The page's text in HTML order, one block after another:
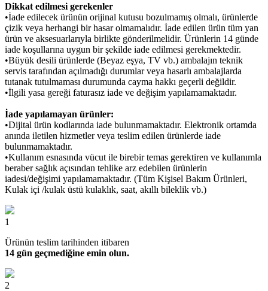
Dikkat edilmesi gerekenler
•İade edilecek ürünün orijinal kutusu bozulmamış olmalı, ürünlerde
çizik veya herhangi bir hasar olmamalıdır. İade edilen ürün tüm yan
ürün ve aksesuarlarıyla birlikte gönderilmelidir. Ürünlerin 14 günde
iade koşullarına uygun bir şekilde iade edilmesi gerekmektedir.
•Büyük desili ürünlerde (Beyaz eşya, TV vb.) ambalajın teknik
servis tarafından açılmadığı durumlar veya hasarlı ambalajlarda
tutanak tutulmaması durumunda cayma hakkı geçerli değildir.
•İlgili yasa gereği faturasız iade ve değişim yapılamamaktadır.
İade yapılamayan ürünler:
•Dijital ürün kodlarında iade bulunmamaktadır. Elektronik ortamda
anında iletilen hizmetler veya teslim edilen ürünlerde iade
bulunmamaktadır.
•Kullanım esnasında vücut ile birebir temas gerektiren ve kullanımla
beraber sağlık açısından tehlike arz edebilen ürünlerin
iadesi/değişimi yapılamamaktadır. (Tüm Kişisel Bakım Ürünleri,
Kulak içi /kulak üstü kulaklık, saat, akıllı bileklik vb.)
1
Ürünün teslim tarihinden itibaren
14 gün geçmediğine emin olun.
2